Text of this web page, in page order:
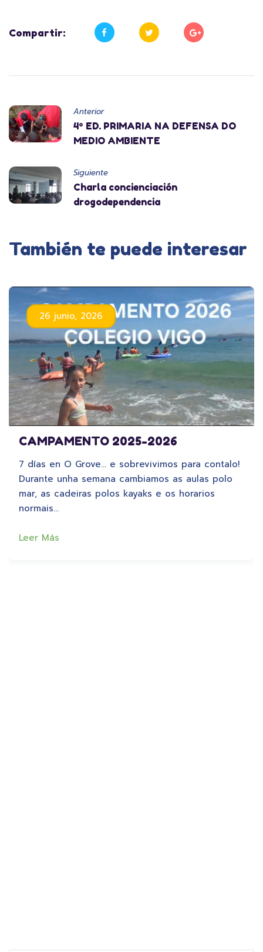
Compartir:
Anterior
4º ED. PRIMARIA NA DEFENSA DO
MEDIO AMBIENTE
Siguiente
Charla concienciación
drogodependencia
También te puede interesar
26 junio, 2026
CAMPAMENTO 2025-2026
7 días en O Grove… e sobrevivimos para contalo!
Durante unha semana cambiamos as aulas polo
mar, as cadeiras polos kayaks e os horarios
normais…
Leer Más